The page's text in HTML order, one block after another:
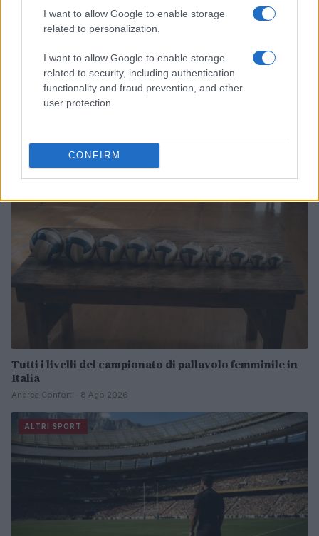
I want to allow Google to enable storage
related to personalization.
I want to allow Google to enable storage
related to security, including authentication
functionality and fraud prevention, and other
user protection.
CONFIRM
Controparete nel padel: tecniche e consigli per
ALTRI SPORT
Tutti i livelli del campionato di pallavolo femminile in
Italia
Andrea Conforti · 8 Ago 2026
ALTRI SPORT